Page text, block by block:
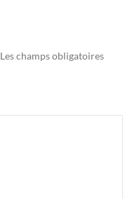
Les champs obligatoires